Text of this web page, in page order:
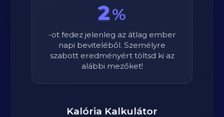
2%
-ot fedez jelenleg az átlag ember
napi beviteléből. Személyre
szabott eredményért töltsd ki az
alábbi mezőket!
Kalória Kalkulátor